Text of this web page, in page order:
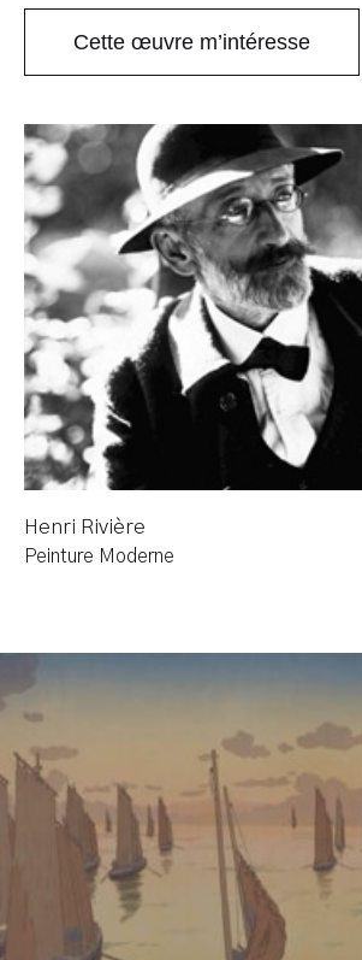
Cette œuvre m’intéresse
Henri Rivière
Peinture Moderne